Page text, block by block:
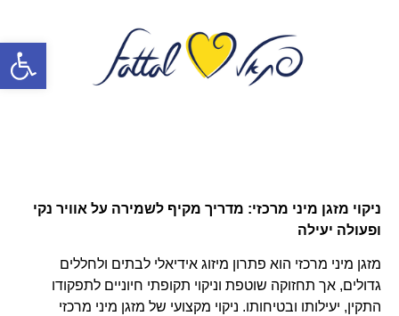
ניקוי מזגן מיני מרכזי: מדריך מקיף לשמירה על אוויר נקי
ופעולה יעילה
מזגן מיני מרכזי הוא פתרון מיזוג אידיאלי לבתים ולחללים
גדולים, אך תחזוקה שוטפת וניקוי תקופתי חיוניים לתפקודו
התקין, יעילותו ובטיחותו. ניקוי מקצועי של מזגן מיני מרכזי
פתח